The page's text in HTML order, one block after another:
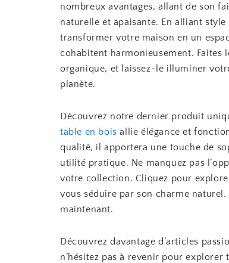
nombreux avantages, allant de son
naturelle et apaisante. En alliant
transformer votre maison en un
cohabitent harmonieusement. Faites
organique, et laissez-le illuminer
planète.
Découvrez notre dernier produit
table en bois allie élégance et
qualité, il apportera une touche de
utilité pratique. Ne manquez pas
votre collection. Cliquez pour
vous séduire par son charme
maintenant.
Découvrez davantage d’articles
n’hésitez pas à revenir pour explorer